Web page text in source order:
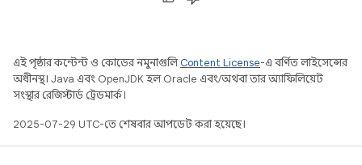
এই পৃষ্ঠার কন্টেন্ট ও কোডের নমুনাগুলিContent License-এ বর্ণিত লাইসেন্সের
অধীনস্থ। Java এবং OpenJDK হল Oracle এবং/অথবা তার অ্যাফিলিয়েট
সংস্থার রেজিস্টার্ড ট্রেডমার্ক।
2025-07-29 UTC-তে শেষবার আপডেট করা হয়েছে।